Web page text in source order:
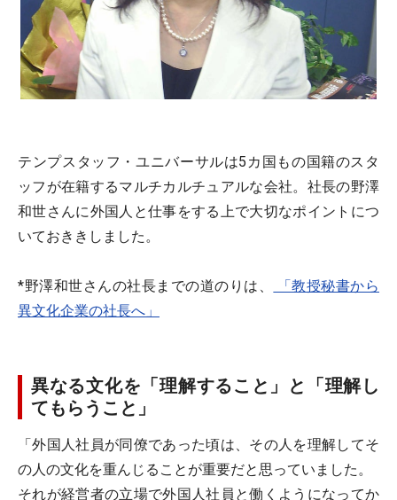
テンプスタッフ・ユニバーサルは5カ国もの国籍のスタ
ッフが在籍するマルチカルチュアルな会社。社長の野澤
和世さんに外国人と仕事をする上で大切なポイントにつ
いておききしました。
*野澤和世さんの社長までの道のりは、
「教授秘書から
異文化企業の社長へ」
異なる文化を「理解すること」と「理解し
てもらうこと」
「外国人社員が同僚であった頃は、その人を理解してそ
の人の文化を重んじることが重要だと思っていました。
それが経営者の立場で外国人社員と働くようになってか